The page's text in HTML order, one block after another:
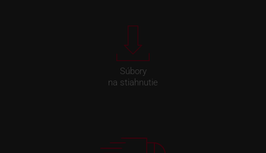
Súbory
na stiahnutie